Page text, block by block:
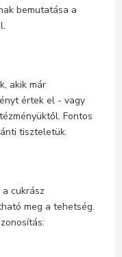
bemutatása a
akik már
értek el - vagy
Fontos
tiszteletük.
cukrász
meg a tehetség.